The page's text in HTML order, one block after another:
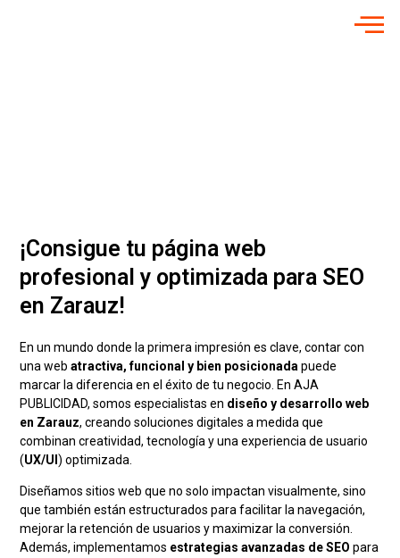
¡Consigue tu página web
profesional y optimizada para SEO
en Zarauz!
En un mundo donde la primera impresión es clave, contar con
una webatractiva, funcional y bien posicionada puede
marcar la diferencia en el éxito de tu negocio. En AJA
PUBLICIDAD, somos especialistas en diseño y desarrollo web
en Zarauz, creando soluciones digitales a medida que
combinan creatividad, tecnología y una experiencia de usuario
(UX/UI) optimizada.
Diseñamos sitios web que no solo impactan visualmente, sino
que también están estructurados para facilitar la navegación,
mejorar la retención de usuarios y maximizar la conversión.
Además, implementamos estrategias avanzadas de SEO para